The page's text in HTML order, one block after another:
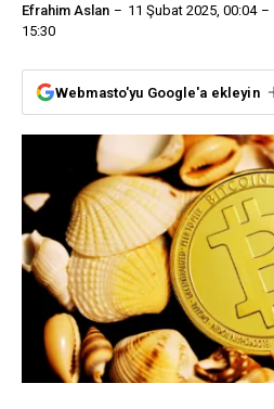
Efrahim Aslan 11 Şubat 2025, 00:04
15:30
Webmasto'yu Google'a ekleyin